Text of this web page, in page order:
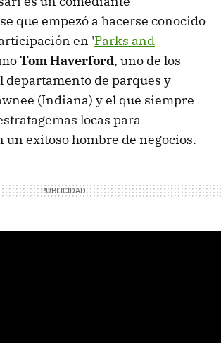
que empezó a hacerse conocido
en 'Parks and
Tom Haverford, uno de los
departamento de parques y
(Indiana) y el que siempre
locas para
un exitoso hombre de negocios.